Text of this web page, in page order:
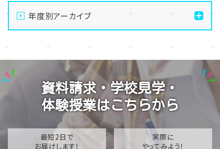
校生も特別参加？！👀✨💕
【東京】メイク・美容専攻💄夏祭りメイクに挑戦👀♪✨
を開催！✨
【東京】教育連携校スポーツカレッジの先輩たちが全国
合同研修に行ってきました⭐
【東京】教育連携校の先輩たちと球技大会に参加しまし
年度別アーカイブ
2025
2024
2023
2021
資料請求・学校見学・
体験授業はこちらから
最短2日で
お届けします！
実際に
やってみよう！